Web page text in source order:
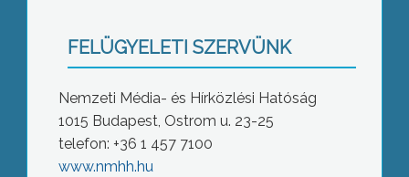
FELÜGYELETI SZERVÜNK
Nemzeti Média- és Hírközlési Hatóság
1015 Budapest, Ostrom u. 23-25
telefon: +36 1 457 7100
www.nmhh.hu